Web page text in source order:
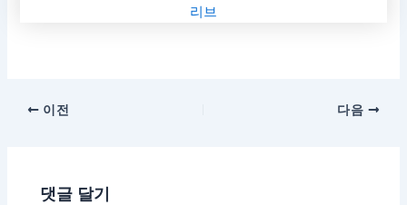
이전 다음
댓글 달기